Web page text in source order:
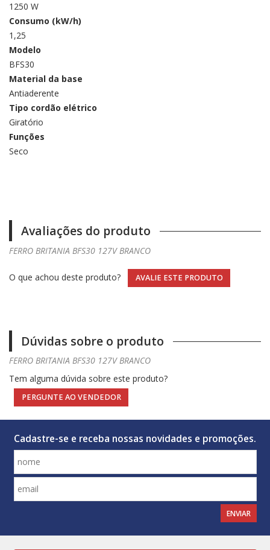
1250 W
Consumo (kW/h)
1,25
Modelo
BFS30
Material da base
Antiaderente
Tipo cordão elétrico
Giratório
Funções
Seco
Avaliações do produto
FERRO BRITANIA BFS30 127V BRANCO
O que achou deste produto? AVALIE ESTE PRODUTO
Dúvidas sobre o produto
FERRO BRITANIA BFS30 127V BRANCO
Tem alguma dúvida sobre este produto?
PERGUNTE AO VENDEDOR
Cadastre-se e receba nossas novidades e promoções.
ENVIAR